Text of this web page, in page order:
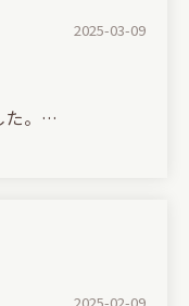
and delicious.
2025-03-09
。
くないけど、最
隣にあります。
るかなとおもい
がわしい扉が。
が広がっており